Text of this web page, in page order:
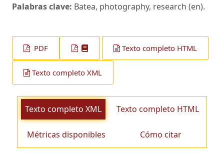
Palabras clave: Batea, photography, research (en).
PDF Texto completo HTML
Texto completo XML
Texto completo XML Texto completo HTML
Métricas disponibles Cómo citar